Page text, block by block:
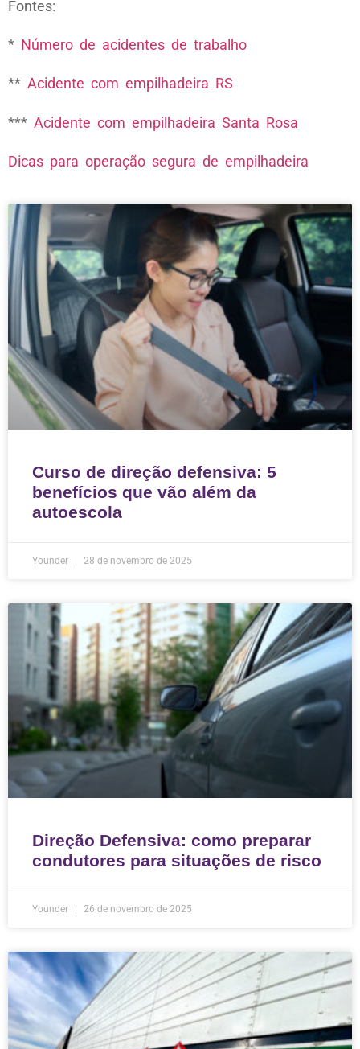
Fontes:
* Número de acidentes de trabalho
** Acidente com empilhadeira RS
*** Acidente com empilhadeira Santa Rosa
Dicas para operação segura de empilhadeira
Curso de direção defensiva: 5
benefícios que vão além da
autoescola
Younder 28 de novembro de 2025
Direção Defensiva: como preparar
condutores para situações de risco
Younder 26 de novembro de 2025